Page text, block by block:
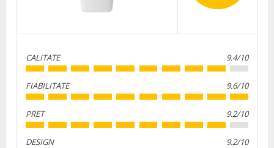
CALITATE 9.4/10
FIABILITATE 9.6/10
PRET 9.2/10
DESIGN 9.2/10